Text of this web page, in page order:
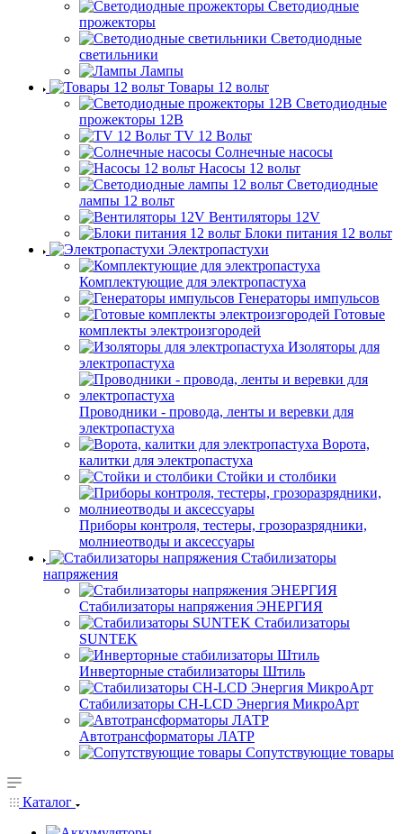
Светодиодные
прожекторы
Светодиодные
светильники
Лампы
Товары 12 вольт
Светодиодные
прожекторы 12В
TV 12 Вольт
Солнечные насосы
Насосы 12 вольт
Светодиодные
лампы 12 вольт
Вентиляторы 12V
Блоки питания 12 вольт
Электропастухи
Комплектующие для электропастуха
Генераторы импульсов
Готовые
комплекты электроизгородей
Изоляторы для
электропастуха
Проводники - провода, ленты и веревки для
электропастуха
Ворота,
калитки для электропастуха
Стойки и столбики
Приборы контроля, тестеры, грозоразрядники,
молниеотводы и аксессуары
Стабилизаторы
напряжения
Стабилизаторы напряжения ЭНЕРГИЯ
Стабилизаторы
SUNTEK
Инверторные стабилизаторы Штиль
Стабилизаторы СН-LCD Энepгия МикроАрт
Автотрансформаторы ЛАТР
Сопутствующие товары
Каталог